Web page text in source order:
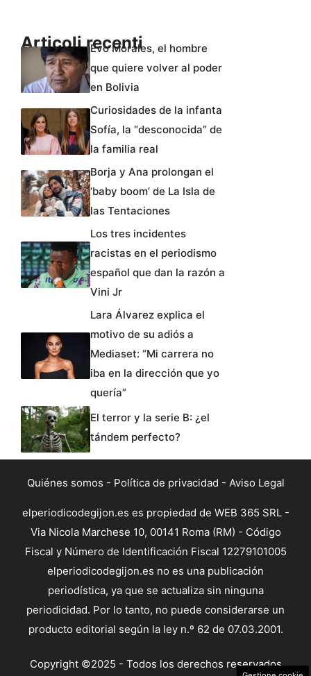
Articoli recentiEvo Morales, el hombre
que quiere volver al poder
en Bolivia
Curiosidades de la infanta
Sofía, la “desconocida” de
la familia real
Borja y Ana prolongan el
‘baby boom’ de La Isla de
las Tentaciones
Los tres incidentes
racistas en el periodismo
español que dan la razón a
Vini Jr
Lara Álvarez explica el
motivo de su adiós a
Mediaset: “Mi carrera no
iba en la dirección que yo
quería”
El terror y la serie B: ¿el
tándem perfecto?
Quiénes somos - Política de privacidad - Aviso Legal
elperiodicodegijon.es es propiedad de WEB 365 SRL -
Via Nicola Marchese 10, 00141 Roma (RM) - Código
Fiscal y Número de Identificación Fiscal 12279101005
elperiodicodegijon.es no es una publicación
periodística, ya que se actualiza sin ninguna
periodicidad. Por lo tanto, no puede considerarse un
producto editorial según la ley n.º 62 de 07.03.2001.
Copyright ©2025 - Todos los derechos reservados